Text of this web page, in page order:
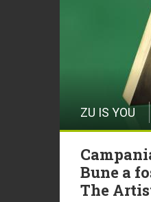
ZU IS YOU
Bune a
The